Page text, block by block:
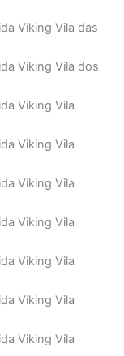
Viking Vila das
Viking Vila dos
Viking Vila
Viking Vila
Viking Vila
Viking Vila
Viking Vila
Viking Vila
Viking Vila